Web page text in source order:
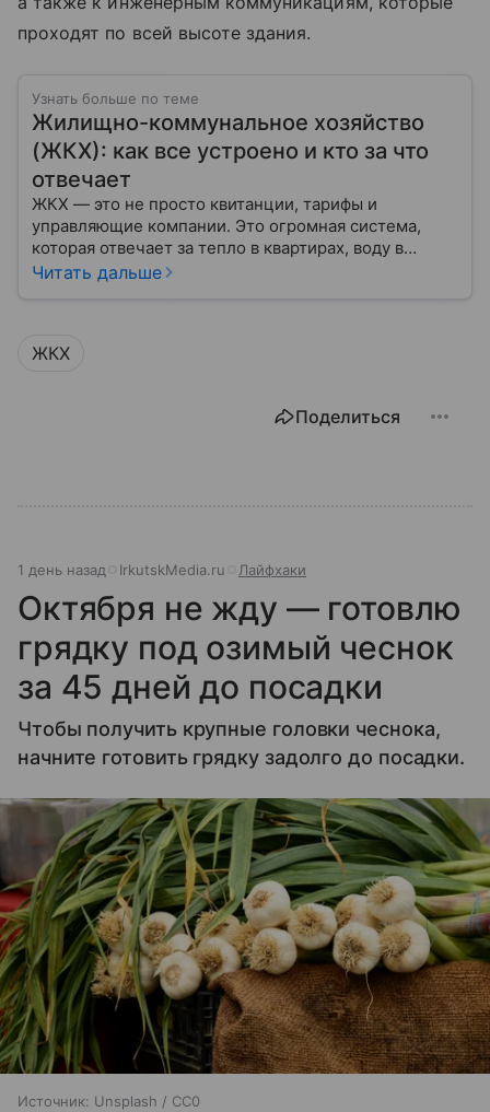
проходят по всей высоте здания.
Узнать больше по теме
Жилищно-коммунальное хозяйство
(ЖКХ): как все устроено и кто за что
отвечает
ЖКХ — это не просто квитанции, тарифы и
управляющие компании. Это огромная система,
которая отвечает за тепло в квартирах, воду в
кране, освещение улиц и чистоту во дворах.
Читать дальше
ЖКХ
Поделиться
1 день назад IrkutskMedia.ru Лайфхаки
Октября не жду — готовлю
грядку под озимый чеснок
за 45 дней до посадки
Чтобы получить крупные головки чеснока,
начните готовить грядку задолго до посадки.
Источник: Unsplash / CC0